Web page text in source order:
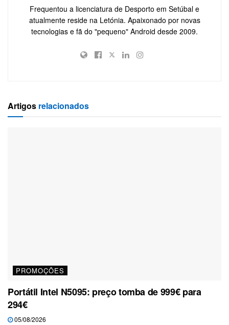
Frequentou a licenciatura de Desporto em Setúbal e
atualmente reside na Letónia. Apaixonado por novas
tecnologias e fã do "pequeno" Android desde 2009.
Artigos relacionados
PROMOÇÕES
Portátil Intel N5095: preço tomba de 999€ para
294€
05/08/2026